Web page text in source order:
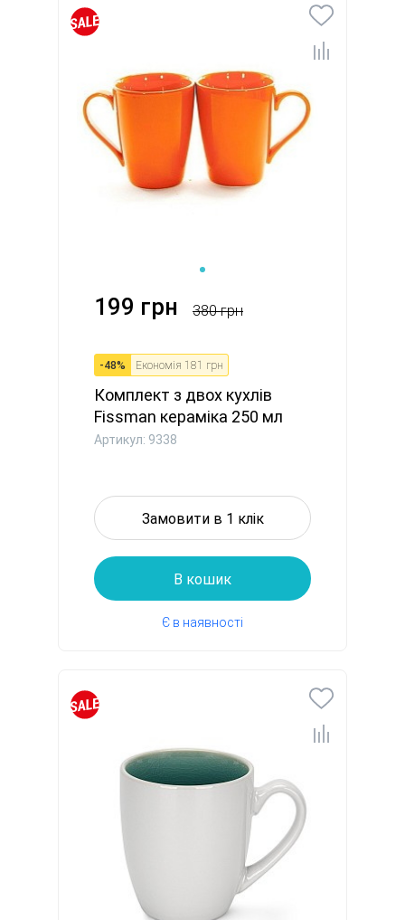
199 грн 380 грн
-48% Економія 181 грн
Комплект з двох кухлів
Fissman кераміка 250 мл
пом...
Артикул: 9338
Замовити в 1 клік
В кошик
Є в наявності